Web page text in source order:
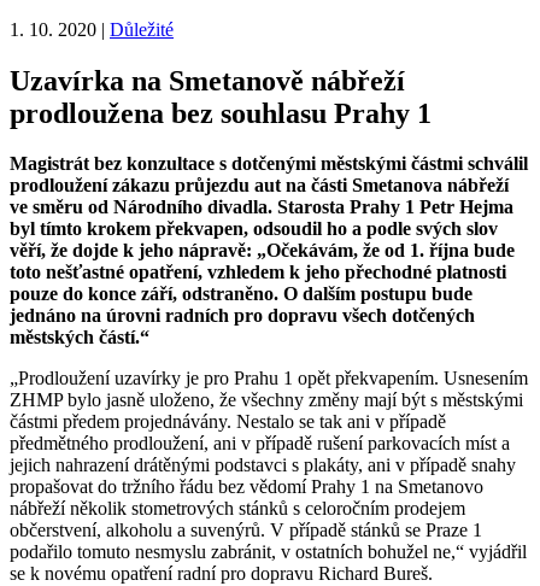
1. 10. 2020 | Důležité
Uzavírka na Smetanově nábřeží
prodloužena bez souhlasu Prahy 1
Magistrát bez konzultace s dotčenými městskými částmi schválil
prodloužení zákazu průjezdu aut na části Smetanova nábřeží
ve směru od Národního divadla. Starosta Prahy 1 Petr Hejma
byl tímto krokem překvapen, odsoudil ho a podle svých slov
věří, že dojde k jeho nápravě: „Očekávám, že od 1. října bude
toto nešťastné opatření, vzhledem k jeho přechodné platnosti
pouze do konce září, odstraněno. O dalším postupu bude
jednáno na úrovni radních pro dopravu všech dotčených
městských částí.“
„Prodloužení uzavírky je pro Prahu 1 opět překvapením. Usnesením
ZHMP bylo jasně uloženo, že všechny změny mají být s městskými
částmi předem projednávány. Nestalo se tak ani v případě
předmětného prodloužení, ani v případě rušení parkovacích míst a
jejich nahrazení drátěnými podstavci s plakáty, ani v případě snahy
propašovat do tržního řádu bez vědomí Prahy 1 na Smetanovo
nábřeží několik stometrových stánků s celoročním prodejem
občerstvení, alkoholu a suvenýrů. V případě stánků se Praze 1
podařilo tomuto nesmyslu zabránit, v ostatních bohužel ne,“ vyjádřil
se k novému opatření radní pro dopravu Richard Bureš.